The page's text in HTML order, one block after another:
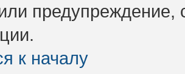
предупреждение,
к началу